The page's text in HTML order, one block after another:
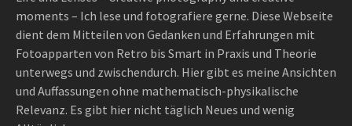
moments – Ich lese und fotografiere gerne. Diese Webseite
dient dem Mitteilen von Gedanken und Erfahrungen mit
Fotoapparten von Retro bis Smart in Praxis und Theorie
unterwegs und zwischendurch. Hier gibt es meine Ansichten
und Auffassungen ohne mathematisch-physikalische
Relevanz. Es gibt hier nicht täglich Neues und wenig